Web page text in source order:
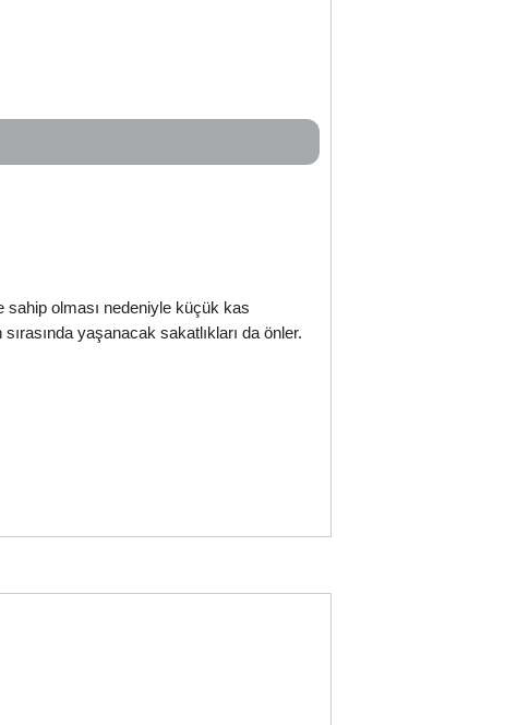
sahip olması nedeniyle küçük kas
yaşanacak sakatlıkları da önler.